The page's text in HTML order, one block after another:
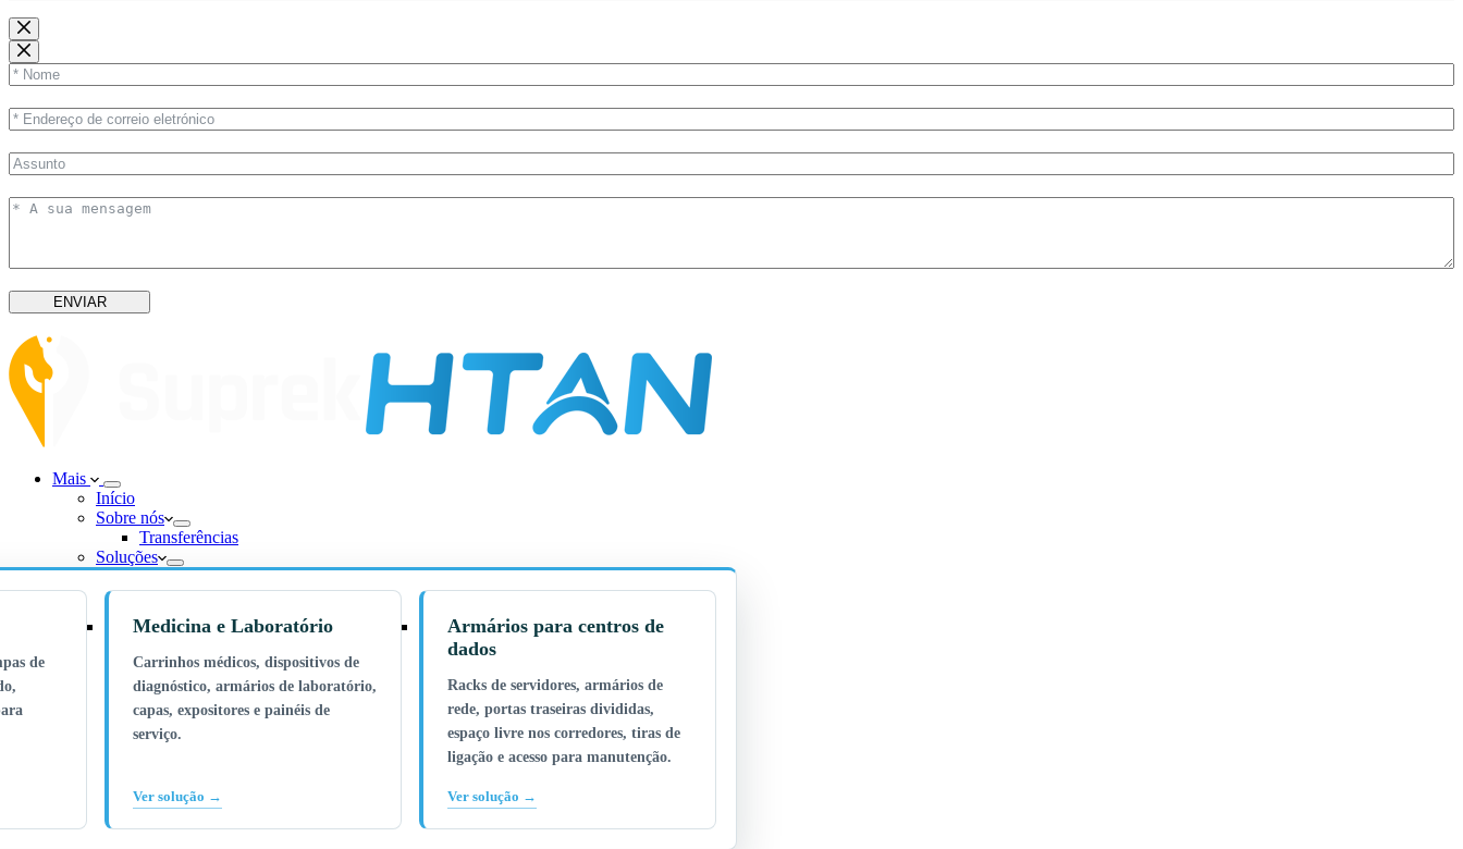
ENVIAR
Mais
Início
Sobre nós
Transferências
Soluções
de
Medicina e Laboratório
Carrinhos médicos, dispositivos de
diagnóstico, armários de laboratório,
capas, expositores e painéis de
serviço.
Ver solução →
Armários para centros de
dados
Racks de servidores, armários de
rede, portas traseiras divididas,
espaço livre nos corredores, tiras de
ligação e acesso para manutenção.
Ver solução →